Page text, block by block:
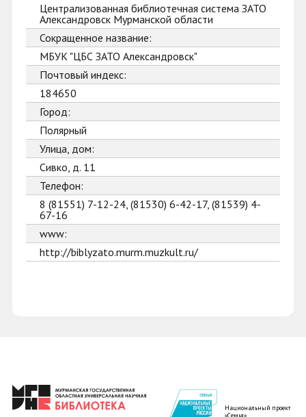
Централизованная библиотечная система ЗАТО
Александровск Мурманской области
Сокращенное название:
МБУК "ЦБС ЗАТО Александровск"
Почтовый индекс:
184650
Город:
Полярный
Улица, дом:
Сивко, д. 11
Телефон:
8 (81551) 7-12-24, (81530) 6-42-17, (81539) 4-
67-16
www:
http://biblyzato.murm.muzkult.ru/
Национальный проект
«Семья»